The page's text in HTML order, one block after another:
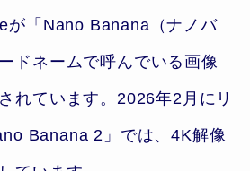
が「Nano Banana（ナノバ
ドネームで呼んでいる画像
れています。2026年2月にリ
Banana 2」では、4K解像